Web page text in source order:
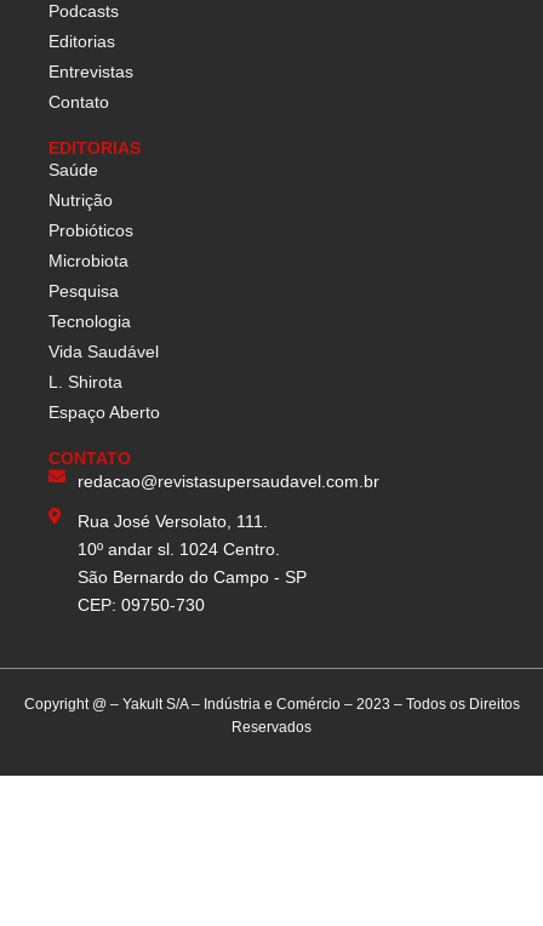
Podcasts
Editorias
Entrevistas
Contato
EDITORIAS
Saúde
Nutrição
Probióticos
Microbiota
Pesquisa
Tecnologia
Vida Saudável
L. Shirota
Espaço Aberto
CONTATO
redacao@revistasupersaudavel.com.br
Rua José Versolato, 111.
10º andar sl. 1024 Centro.
São Bernardo do Campo - SP
CEP: 09750-730
Copyright @ – Yakult S/A – Indústria e Comércio – 2023 – Todos os Direitos
Reservados